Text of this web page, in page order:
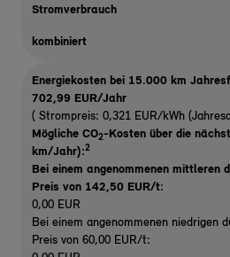
Stromverbrauch
kombiniert
Energiekosten bei 15.000 km
702,99 EUR/Jahr
( Strompreis: 0,321 EUR/kWh
Mögliche CO2-Kosten über die
km/Jahr):2
Bei einem angenommenen mittleren
Preis von 142,50 EUR/t:
0,00 EUR
Bei einem angenommenen niedrigen
Preis von 60,00 EUR/t: